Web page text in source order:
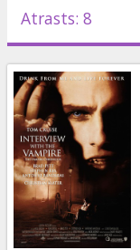
Pasākumi
Ziņas
Dāvanu
kartes
Uzkodas
Atrasts: 8